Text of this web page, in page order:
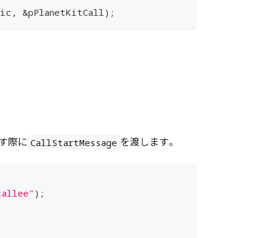
, &pPlanetKitCall ) ;
際に CallStartMessage を渡します。
) ;